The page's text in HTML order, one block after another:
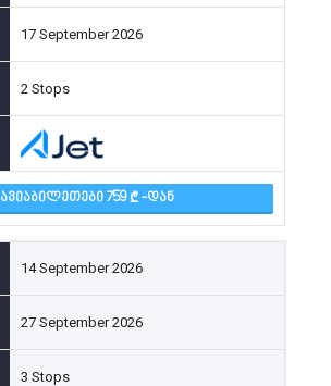
17 September 2026
2 Stops
ᲐᲕᲘᲐᲑᲘᲚᲔᲗᲔᲑᲘ 759 -ᲓᲐᲜ
14 September 2026
27 September 2026
3 Stops